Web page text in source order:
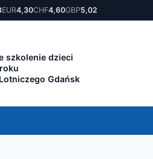
EUR4,30CHF4,60GBP5,02
szkolenie dzieci
Gdańsk